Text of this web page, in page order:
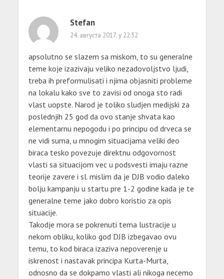
Stefan
24. августа 2017. у 22:32
apsolutno se slazem sa miskom, to su generalne
teme koje izazivaju veliko nezadovoljstvo ljudi,
treba ih preformulisati i njima objasniti probleme
na lokalu kako sve to zavisi od onoga sto radi
vlast uopste. Narod je toliko sludjen medijski za
poslednjih 25 god da ovo stanje shvata kao
elementarnu nepogodu i po principu od drveca se
ne vidi suma, u mnogim situacijama veliki deo
biraca tesko povezuje direktnu odgovornost
vlasti sa situacijom vec u podsvesti imaju razne
teorije zavere i sl. mislim da je DJB vodio daleko
bolju kampanju u startu pre 1-2 godine kada je te
generalne teme jako dobro koristio za opis
situacije.
Takodje mora se pokrenuti tema lustracije u
nekom obliku, koliko god DJB izbegavao ovu
temu, to kod biraca izaziva nepoverenje u
iskrenost i nastavak principa Kurta-Murta,
odnosno da se dokpamo vlasti ali nikoga necemo